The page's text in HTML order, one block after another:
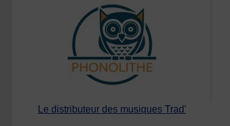
Le distributeur des musiques Trad'